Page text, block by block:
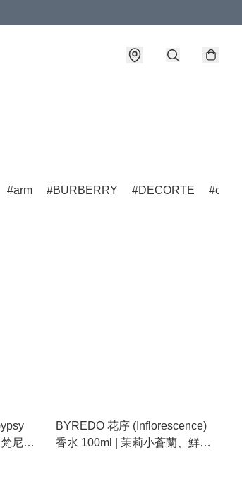
arm BURBERRY DECORTE ch
尼
BYREDO 花序 (Inflorescence)
香水 100ml | 茉莉小蒼蘭、鮮嫩